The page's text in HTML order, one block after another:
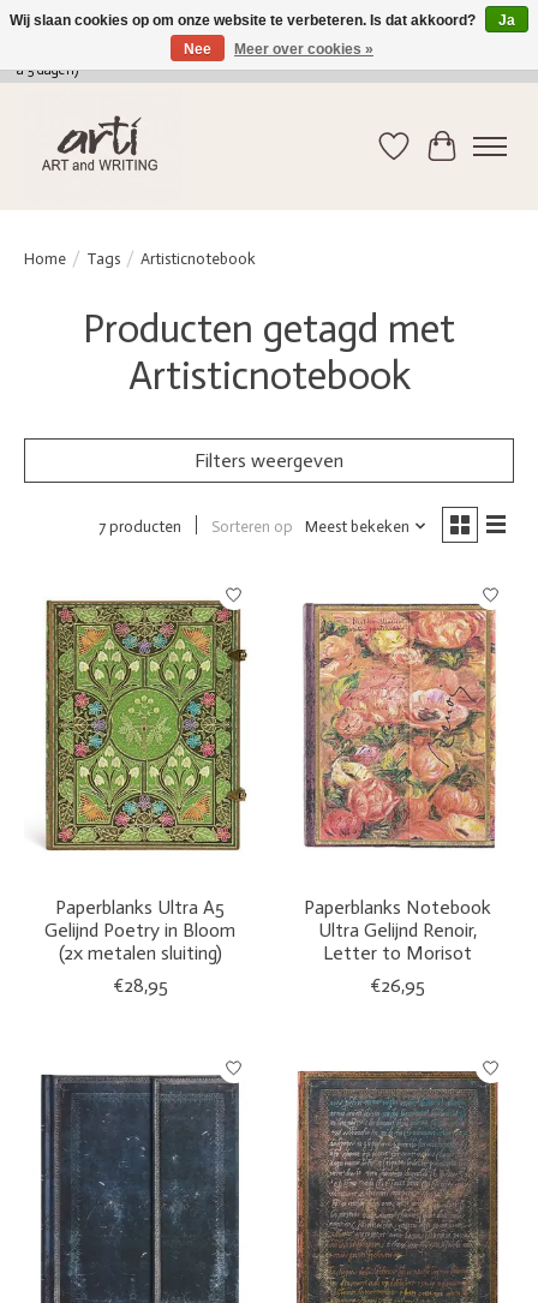
verkoop@arti-artandwriting.be/ +32 (0)471 41 82 41 / GRATIS verzending > 75 euro (2
a 5 dagen)
Verlanglijst
Home / Tags / Artisticnotebook
Producten getagd met
Artisticnotebook
Filters weergeven
7 producten Sorteren op Meest bekeken
Paperblanks Ultra A5
Gelijnd Poetry in Bloom
(2x metalen sluiting)
€28,95
Paperblanks Notebook
Ultra Gelijnd Renoir,
Letter to Morisot
€26,95
Wij slaan cookies op om onze website te verbeteren. Is dat akkoord?
Ja
Nee
Meer over cookies »